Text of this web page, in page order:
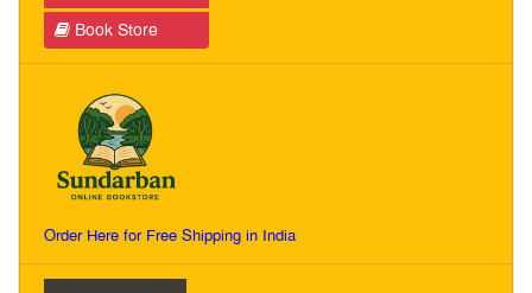
Book Store
Order Here for Free Shipping in India